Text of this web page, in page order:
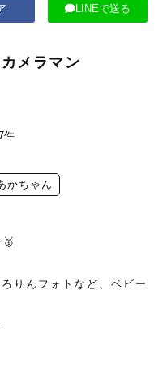
LINEで送る
メラマン
件
かちゃん
りんフォトなど、ベビー